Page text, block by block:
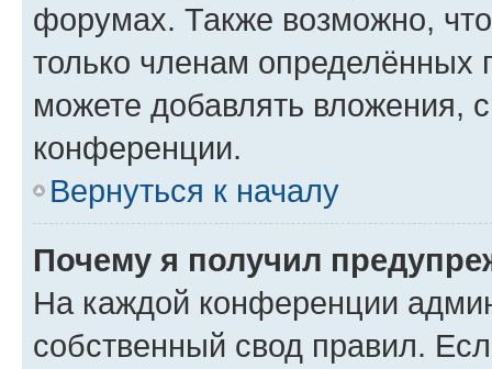
форумах. Также возможно,
только членам определённых
можете добавлять вложения,
конференции.
Вернуться к началу
Почему я получил
На каждой конференции
собственный свод правил.